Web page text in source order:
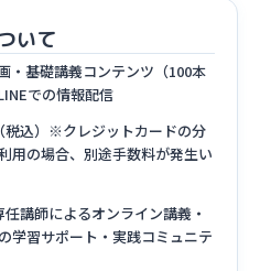
いて
・基礎講義コンテンツ（100本
での情報配信
税込）※クレジットカードの分
用の場合、別途手数料が発生い
講師によるオンライン講義・
学習サポート・実践コミュニテ